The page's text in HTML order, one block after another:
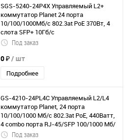
SGS-5240-24P4X Управляемый L2+
коммутатор Planet 24 порта
10/100/1000Мб/с 802.3at PoE 370Вт, 4
слота SFP+ 10Гб/с
Под заказ
0 ₽/ шт
Подробнее
GS-4210-24PL4C Управляемый L2/L4
коммутатор Planet, 24 порта
10/100/1000 Мб/с 802.3at PoE, 440Ватт,
4 combo порта RJ-45/SFP 100/1000 Мб/
с
Под заказ